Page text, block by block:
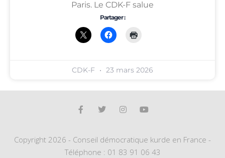
Paris. Le CDK-F salue
Partager :
CDK-F 23 mars 2026
Copyright 2026 - Conseil démocratique kurde en France -
Téléphone : 01 83 91 06 43